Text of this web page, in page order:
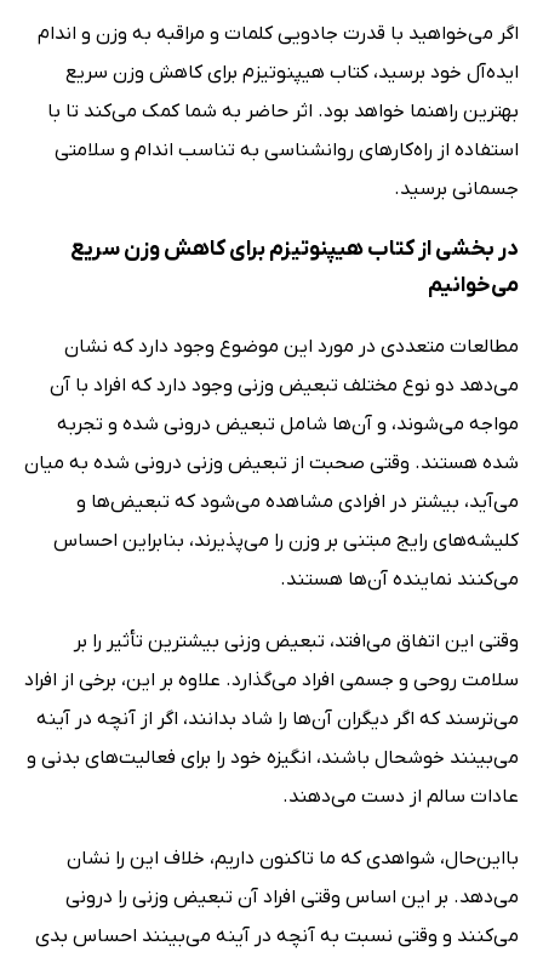
اگر می‌خواهید با قدرت جادویی کلمات و مراقبه به وزن و اندام
ایده‌آل خود برسید، کتاب هیپنوتیزم برای کاهش وزن سریع
بهترین راهنما خواهد بود. اثر حاضر به شما کمک می‌کند تا با
استفاده از راه‌کارهای روانشناسی به تناسب اندام و سلامتی
جسمانی برسید.
در بخشی از کتاب هیپنوتیزم برای کاهش وزن سریع
می‌خوانیم
مطالعات متعددی در مورد این موضوع وجود دارد که نشان
می‌دهد دو نوع مختلف تبعیض وزنی وجود دارد که افراد با آن
مواجه می‌شوند، و آن‌ها شامل تبعیض درونی شده و تجربه
شده هستند. وقتی صحبت از تبعیض وزنی درونی شده به میان
می‌آید، بیشتر در افرادی مشاهده می‌شود که تبعیض‌ها و
کلیشه‌های رایج مبتنی بر وزن را می‌پذیرند، بنابراین احساس
می‌کنند نماینده آن‌ها هستند.
وقتی این اتفاق می‌افتد، تبعیض وزنی بیشترین تأثیر را بر
سلامت روحی و جسمی افراد می‌گذارد. علاوه بر این، برخی از افراد
می‌ترسند که اگر دیگران آن‌ها را شاد بدانند، اگر از آنچه در آینه
می‌بینند خوشحال باشند، انگیزه خود را برای فعالیت‌های بدنی و
عادات سالم از دست می‌دهند.
بااین‌حال، شواهدی که ما تاکنون داریم، خلاف این را نشان
می‌دهد. بر این اساس وقتی افراد آن تبعیض وزنی را درونی
می‌کنند و وقتی نسبت به آنچه در آینه می‌بینند احساس بدی